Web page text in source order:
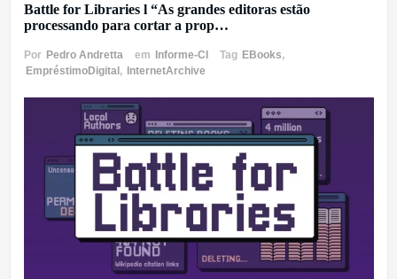
Battle for Libraries l “As grandes editoras estão
processando para cortar a prop…
Por Pedro Andretta em Informe-CI Tag EBooks,
EmpréstimoDigital, InternetArchive